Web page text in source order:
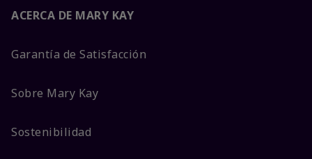
ACERCA DE MARY KAY
Garantía de Satisfacción
Sobre Mary Kay
Sostenibilidad